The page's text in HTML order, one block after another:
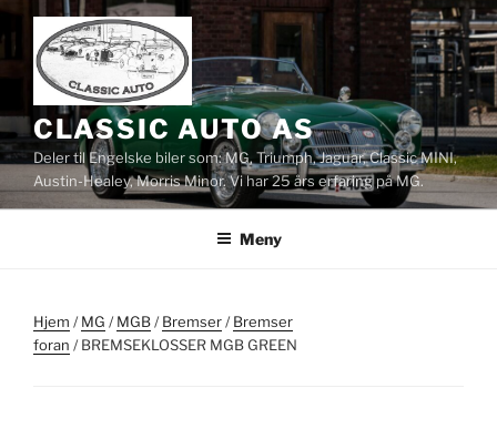
Gå
til
innhold
CLASSIC AUTO AS
Deler til Engelske biler som: MG, Triumph, Jaguar, Classic MINI,
Austin-Healey, Morris Minor. Vi har 25 års erfaring på MG.
Meny
Hjem /MG /MGB/Bremser/Bremser
foran / BREMSEKLOSSER MGB GREEN